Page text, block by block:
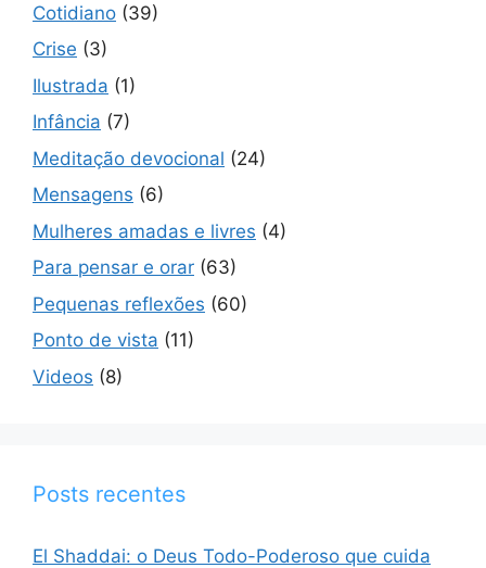
Cotidiano (39)
Crise (3)
Ilustrada (1)
Infância (7)
Meditação devocional (24)
Mensagens (6)
Mulheres amadas e livres (4)
Para pensar e orar (63)
Pequenas reflexões (60)
Ponto de vista (11)
Videos (8)
Posts recentes
El Shaddai: o Deus Todo-Poderoso que cuida